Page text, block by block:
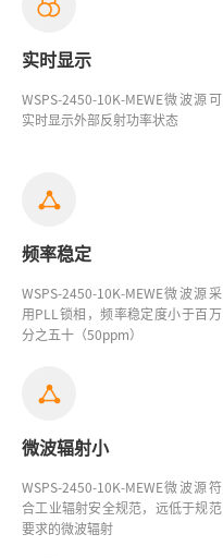
实时显示
WSPS-2450-10K-MEWE微波源可
实时显示外部反射功率状态
频率稳定
WSPS-2450-10K-MEWE微波源采
用PLL锁相，频率稳定度小于百万
分之五十（50ppm）
微波辐射小
WSPS-2450-10K-MEWE微波源符
合工业辐射安全规范，远低于规范
要求的微波辐射